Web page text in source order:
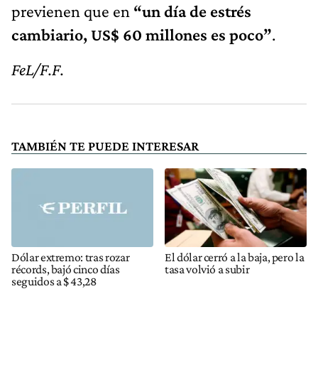
previenen que en “un día de estrés
cambiario, US$ 60 millones es poco”.
FeL/F.F.
TAMBIÉN TE PUEDE INTERESAR
Dólar extremo: tras rozar
récords, bajó cinco días
seguidos a $ 43,28
El dólar cerró a la baja, pero la
tasa volvió a subir